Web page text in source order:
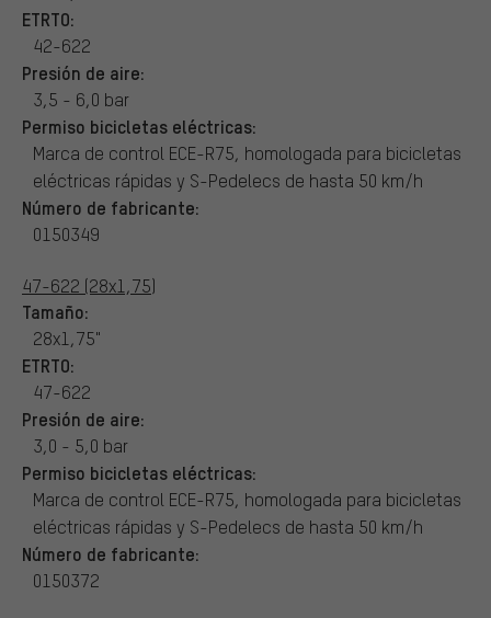
ETRTO:
42-622
Presión de aire:
3,5 - 6,0 bar
Permiso bicicletas eléctricas:
Marca de control ECE-R75, homologada para bicicletas
eléctricas rápidas y S-Pedelecs de hasta 50 km/h
Número de fabricante:
0150349
47-622 (28x1,75)
Tamaño:
28x1,75"
ETRTO:
47-622
Presión de aire:
3,0 - 5,0 bar
Permiso bicicletas eléctricas:
Marca de control ECE-R75, homologada para bicicletas
eléctricas rápidas y S-Pedelecs de hasta 50 km/h
Número de fabricante:
0150372